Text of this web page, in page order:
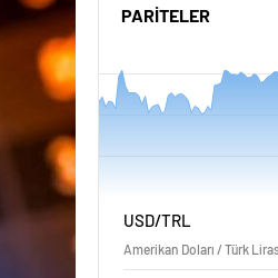
PARİTELER
7. Ağustos
47.69
47.695
47.705
47.71
USD/TRL
Amerikan Doları / Türk